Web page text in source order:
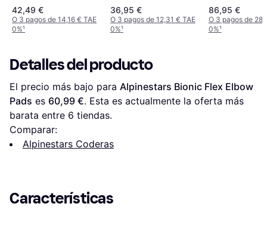
42,49 €
O 3 pagos de 14,16 € TAE
0%¹
36,95 €
O 3 pagos de 12,31 € TAE
0%¹
86,95 €
O 3 pagos de
0%¹
Detalles del producto
El precio más bajo para Alpinestars Bionic Flex Elbow
Pads es 60,99 €. Esta es actualmente la oferta más
barata entre 6 tiendas.
Comparar:
Alpinestars Coderas
Características